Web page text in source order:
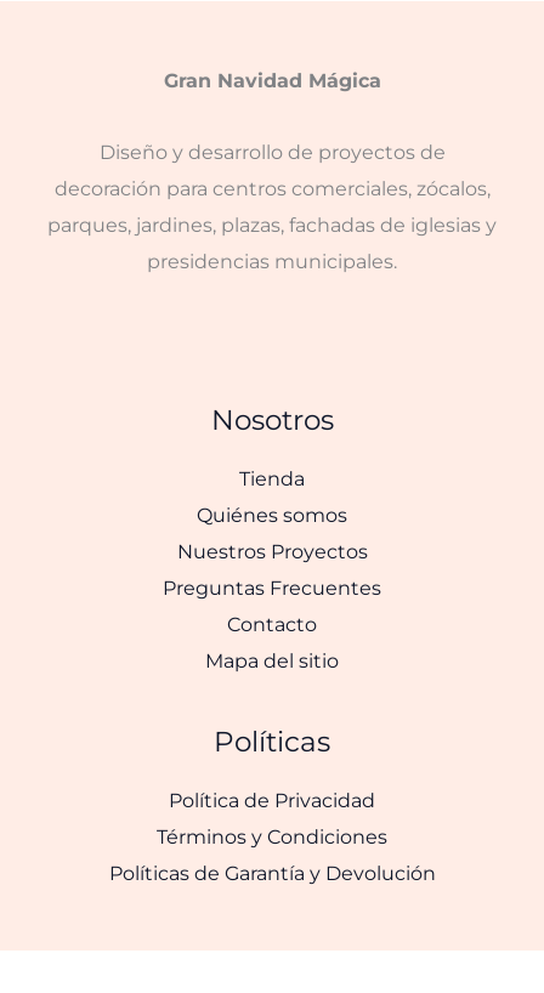
Gran Navidad Mágica
Diseño y desarrollo de proyectos de
decoración para centros comerciales, zócalos,
parques, jardines, plazas, fachadas de iglesias y
presidencias municipales.
Nosotros
Tienda
Quiénes somos
Nuestros Proyectos
Preguntas Frecuentes
Contacto
Mapa del sitio
Políticas
Política de Privacidad
Términos y Condiciones
Políticas de Garantía y Devolución